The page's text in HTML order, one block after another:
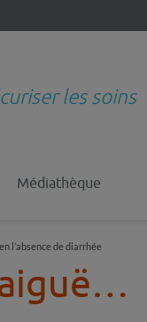
les soins
Médiathèque
l’absence de diarrhée